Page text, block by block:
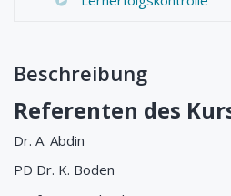
Beschreibung
Referenten des
Dr. A. Abdin
PD Dr. K. Boden